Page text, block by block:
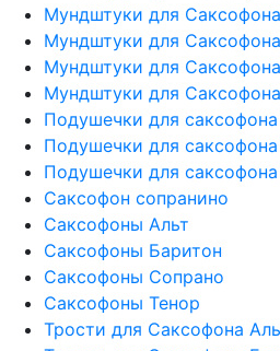
Мундштуки для
Мундштуки для
Мундштуки для
Мундштуки для
Подушечки для саксофона
Подушечки для
Подушечки для
Саксофон сопранино
Саксофоны Альт
Саксофоны Баритон
Саксофоны Сопрано
Саксофоны Тенор
Трости для Саксофона